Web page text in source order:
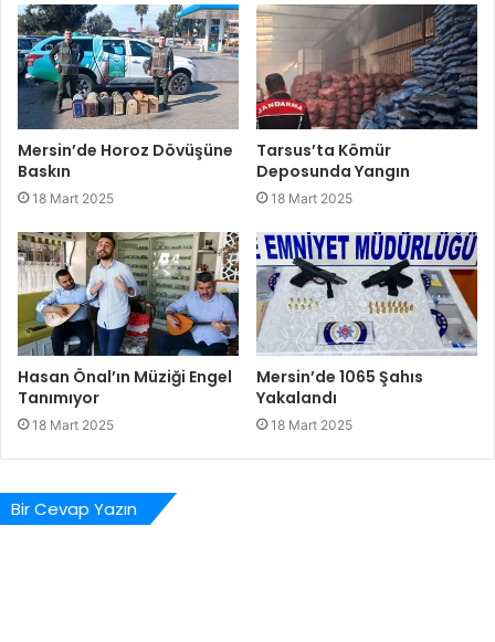
Mersin’de Horoz Dövüşüne
Baskın
18 Mart 2025
Tarsus’ta Kömür
Deposunda Yangın
18 Mart 2025
Hasan Önal’ın Müziği Engel
Tanımıyor
18 Mart 2025
Mersin’de 1065 Şahıs
Yakalandı
18 Mart 2025
Bir Cevap Yazın